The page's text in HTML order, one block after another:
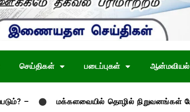
செய்திகள் படைப்புகள் ஆன்மவியல்
மக்களவையில் தொழில் நிறுவனங்கள் மேம்பாட்டு